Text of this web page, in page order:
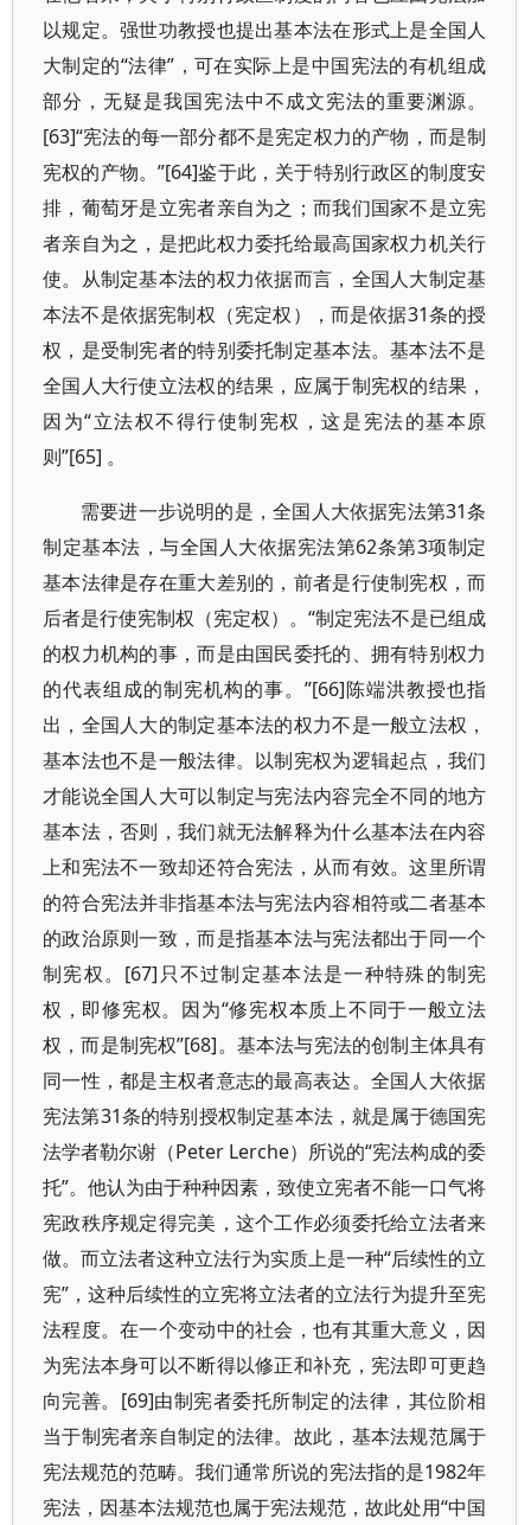
以规定。强世功教授也提出基本法在形式上是全国人
大制定的“法律”，可在实际上是中国宪法的有机组成
部分，无疑是我国宪法中不成文宪法的重要渊源。
[63]“宪法的每一部分都不是宪定权力的产物，而是制
宪权的产物。”[64]鉴于此，关于特别行政区的制度安
排，葡萄牙是立宪者亲自为之；而我们国家不是立宪
者亲自为之，是把此权力委托给最高国家权力机关行
使。从制定基本法的权力依据而言，全国人大制定基
本法不是依据宪制权（宪定权），而是依据31条的授
权，是受制宪者的特别委托制定基本法。基本法不是
全国人大行使立法权的结果，应属于制宪权的结果，
因为“立法权不得行使制宪权，这是宪法的基本原
则”[65] 。
需要进一步说明的是，全国人大依据宪法第31条
制定基本法，与全国人大依据宪法第62条第3项制定
基本法律是存在重大差别的，前者是行使制宪权，而
后者是行使宪制权（宪定权）。“制定宪法不是已组成
的权力机构的事，而是由国民委托的、拥有特别权力
的代表组成的制宪机构的事。”[66]陈端洪教授也指
出，全国人大的制定基本法的权力不是一般立法权，
基本法也不是一般法律。以制宪权为逻辑起点，我们
才能说全国人大可以制定与宪法内容完全不同的地方
基本法，否则，我们就无法解释为什么基本法在内容
上和宪法不一致却还符合宪法，从而有效。这里所谓
的符合宪法并非指基本法与宪法内容相符或二者基本
的政治原则一致，而是指基本法与宪法都出于同一个
制宪权。[67]只不过制定基本法是一种特殊的制宪
权，即修宪权。因为“修宪权本质上不同于一般立法
权，而是制宪权”[68]。基本法与宪法的创制主体具有
同一性，都是主权者意志的最高表达。全国人大依据
宪法第31条的特别授权制定基本法，就是属于德国宪
法学者勒尔谢（Peter Lerche）所说的“宪法构成的委
托”。他认为由于种种因素，致使立宪者不能一口气将
宪政秩序规定得完美，这个工作必须委托给立法者来
做。而立法者这种立法行为实质上是一种“后续性的立
宪”，这种后续性的立宪将立法者的立法行为提升至宪
法程度。在一个变动中的社会，也有其重大意义，因
为宪法本身可以不断得以修正和补充，宪法即可更趋
向完善。[69]由制宪者委托所制定的法律，其位阶相
当于制宪者亲自制定的法律。故此，基本法规范属于
宪法规范的范畴。我们通常所说的宪法指的是1982年
宪法，因基本法规范也属于宪法规范，故此处用“中国